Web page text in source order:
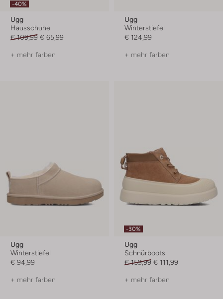
-40%
Ugg
Hausschuhe
€ 109,99 € 65,99
+ mehr farben
Ugg
Winterstiefel
€ 124,99
+ mehr farben
Ugg
Winterstiefel
€ 94,99
+ mehr farben
-30%
Ugg
Schnürboots
€ 159,99 € 111,99
+ mehr farben